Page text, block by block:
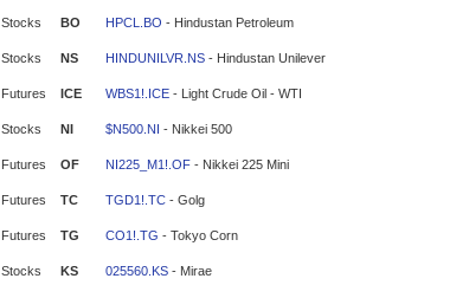
Stocks BO HPCL.BO - Hindustan Petroleum
Stocks NS HINDUNILVR.NS - Hindustan Unilever
Futures ICE WBS1!.ICE - Light Crude Oil - WTI
Stocks NI $N500.NI - Nikkei 500
Futures OF NI225_M1!.OF - Nikkei 225 Mini
Futures TC TGD1!.TC - Golg
Futures TG CO1!.TG - Tokyo Corn
Stocks KS 025560.KS - Mirae